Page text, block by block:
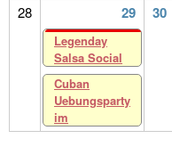
28 29 30
Legenday
Salsa Social
Cuban
Uebungsparty
im